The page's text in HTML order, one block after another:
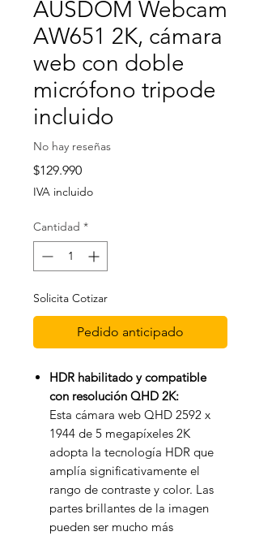
AUSDOM Webcam
AW651 2K, cámara
web con doble
micrófono tripode
incluido
No hay reseñas
$129.990Precio
IVA incluido
Cantidad *
Solicita Cotizar
Pedido anticipado
HDR habilitado y compatible
con resolución QHD 2K:
Esta cámara web QHD 2592 x
1944 de 5 megapíxeles 2K
adopta la tecnología HDR que
amplía significativamente el
rango de contraste y color. Las
partes brillantes de la imagen
pueden ser mucho más